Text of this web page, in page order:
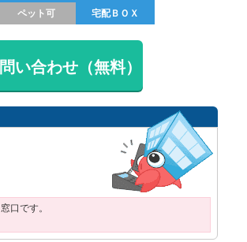
ペット可
宅配ＢＯＸ
い合わせ（無料）
口です。